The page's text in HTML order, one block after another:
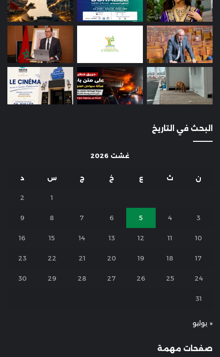
البحث في التاريخ
غشت 2026
ن ث ع خ ج س د
1
2
3
4
5
6
7
8
9
10
11
12
13
14
15
16
17
18
19
20
21
22
23
24
25
26
27
28
29
30
31
« يوليو
صفحات مهمة